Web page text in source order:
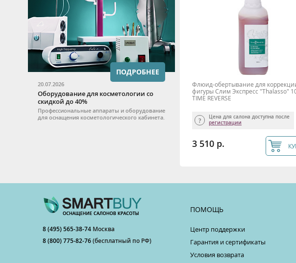
20.07.2026
Оборудование для косметологии со
скидкой до 40%
Профессиональные аппараты и оборудование
для оснащения косметологического кабинета.
ПОДРОБНЕЕ
Флюид-обертывание для
фигуры Слим Экспресс "Thalasso"
TIME REVERSE
Цена для салона доступна после
регистрации
3 510 р.
8 (495) 565-38-74 Москва
8 (800) 775-82-76(бесплатный по РФ)
ПОМОЩЬ
Центр поддержки
Гарантия и сертификаты
Условия возврата